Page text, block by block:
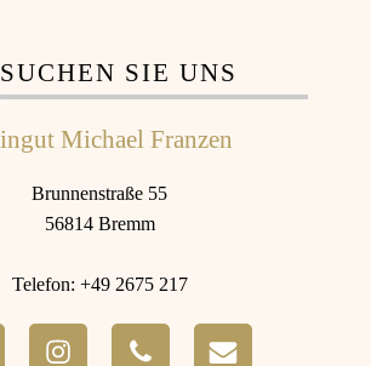
SIE UNS
Michael Franzen
Brunnenstraße 55
56814 Bremm
Telefon: +49 2675 217